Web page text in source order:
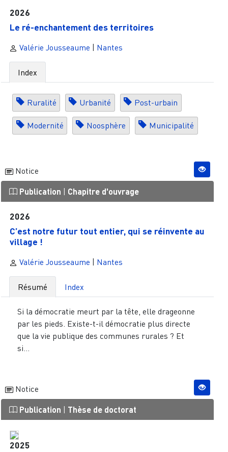
2026
Le ré-enchantement des territoires
Valérie Jousseaume Nantes
Index
Ruralité Urbanité Post-urbain
Modernité Noosphère Municipalité
Notice
Publication | Chapitre d'ouvrage
2026
C’est notre futur tout entier, qui se réinvente au
village !
Valérie Jousseaume Nantes
Résumé Index
Si la démocratie meurt par la tête, elle drageonne
par les pieds. Existe-t-il démocratie plus directe
que la vie publique des communes rurales ? Et
si...
Notice
Publication Thèse de doctorat
2025